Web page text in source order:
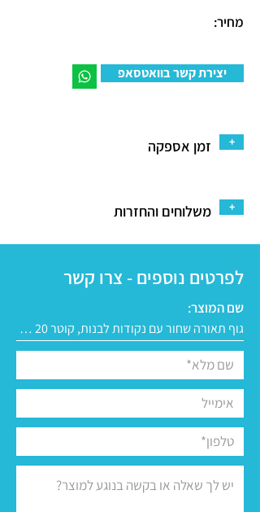
מחיר:
יצירת קשר בוואטסאפ
זמן אספקה +
משלוחים והחזרות +
לפרטים נוספים - צרו קשר
שם המוצר: